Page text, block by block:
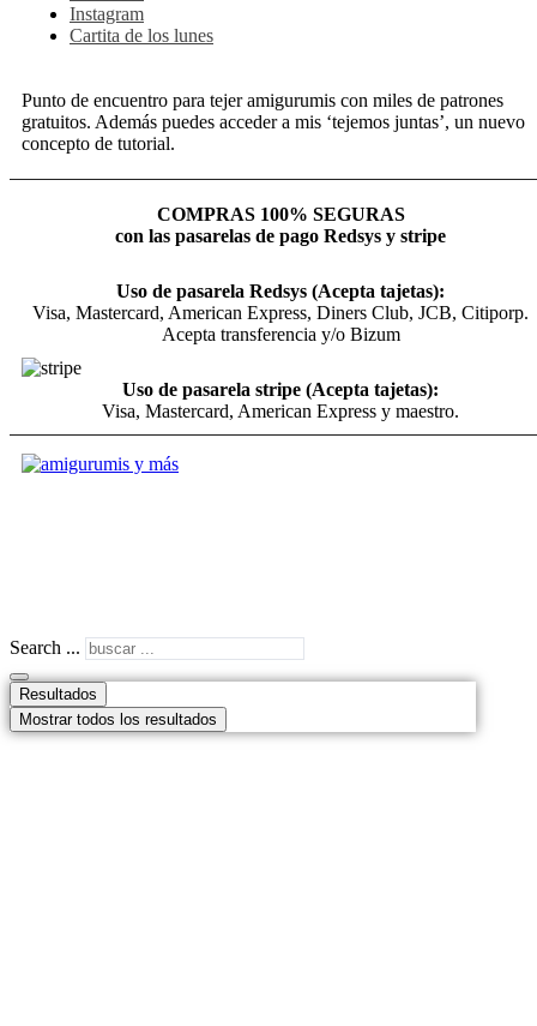
Instagram
Cartita de los lunes
Punto de encuentro para tejer amigurumis con miles de patrones
gratuitos. Además puedes acceder a mis ‘tejemos juntas’, un nuevo
concepto de tutorial.
COMPRAS 100% SEGURAS
con las pasarelas de pago Redsys y stripe
Uso de pasarela Redsys (Acepta tajetas):
Visa, Mastercard, American Express, Diners Club, JCB, Citiporp.
Acepta transferencia y/o Bizum
Uso de pasarela stripe (Acepta tajetas):
Visa, Mastercard, American Express y maestro.
Search ...
Resultados
Mostrar todos los resultados